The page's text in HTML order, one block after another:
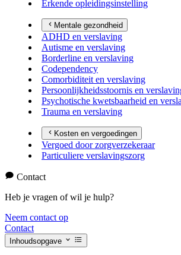
Erkende opleidingsinstelling
Mentale gezondheid
ADHD en verslaving
Autisme en verslaving
Borderline en verslaving
Codependency
Comorbiditeit en verslaving
Persoonlijkheidsstoornis en
Psychotische kwetsbaarheid en
Trauma en verslaving
Kosten en vergoedingen
Vergoed door zorgverzekeraar
Particuliere verslavingszorg
Contact
Heb je vragen of wil je hulp?
Neem contact op
Contact
Inhoudsopgave